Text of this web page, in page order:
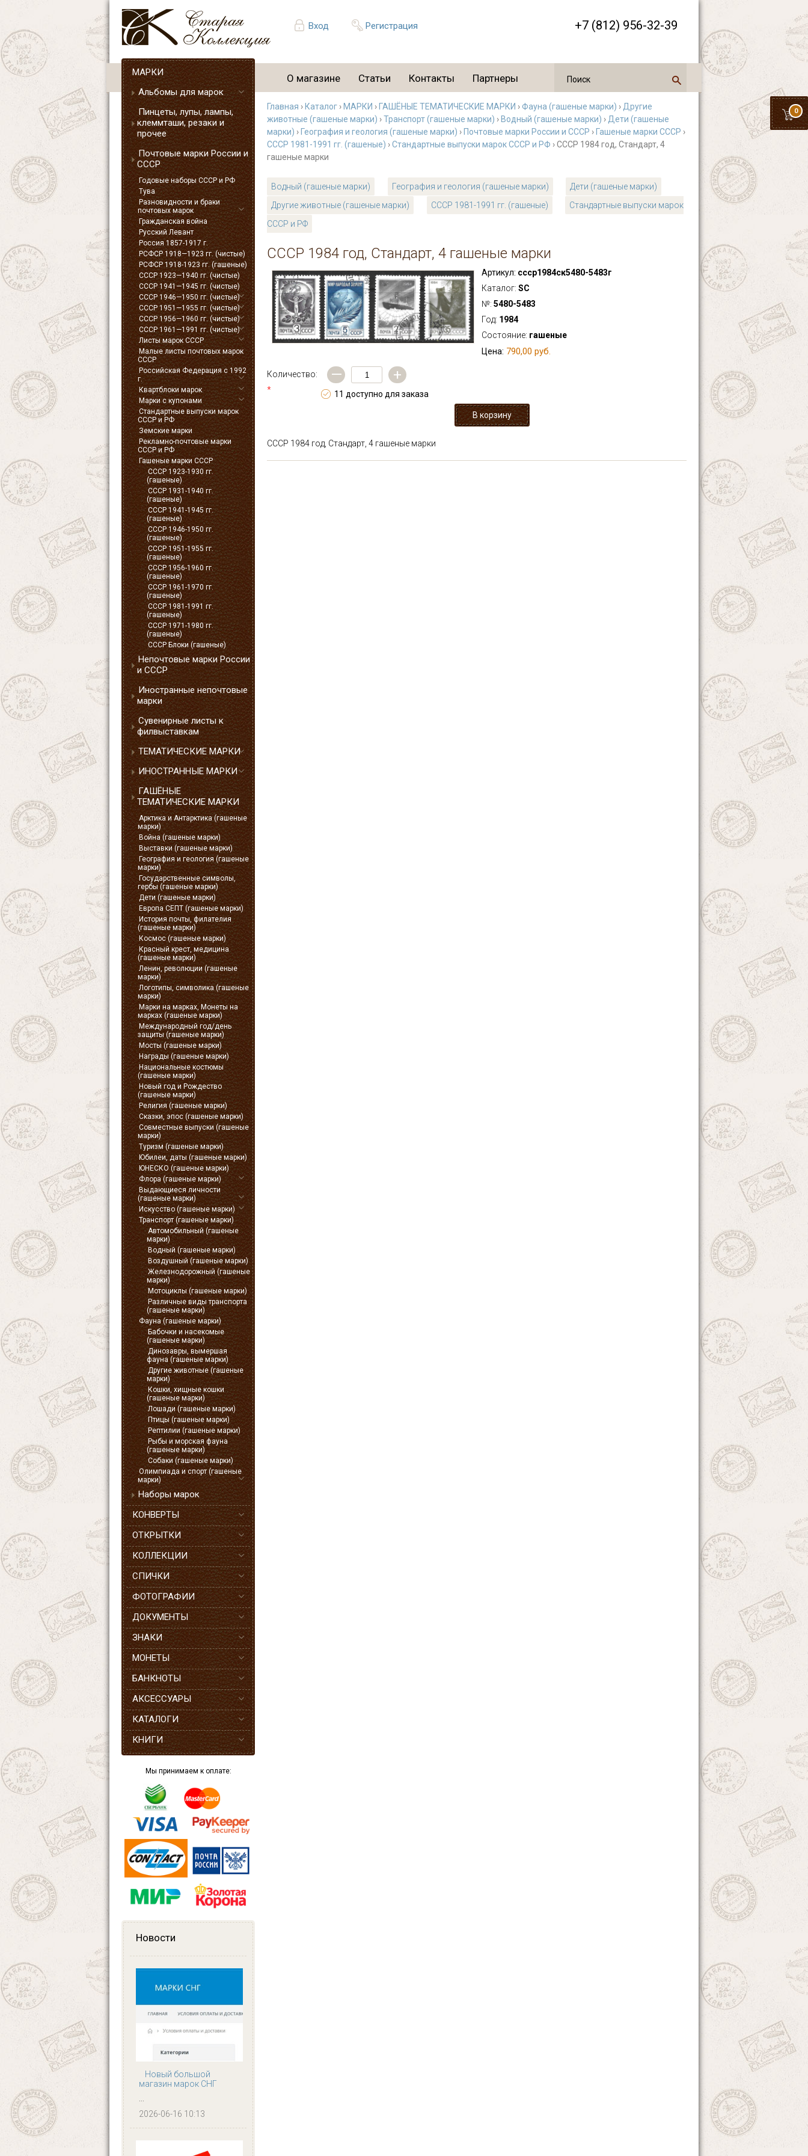
Вход Регистрация +7 (812) 956-32-39
0
О магазине Статьи Контакты Партнеры
МАРКИ
Альбомы для марок
Пинцеты, лупы, лампы,
клеммташи, резаки и
прочее
Почтовые марки России и
СССР
Годовые наборы СССР и РФ
Тува
Разновидности и браки
почтовых марок
Гражданская война
Русский Левант
Россия 1857-1917 г.
РСФСР 1918—1923 гг. (чистые)
РСФСР 1918-1923 гг. (гашеные)
СССР 1923—1940 гг. (чистые)
СССР 1941—1945 гг. (чистые)
СССР 1946—1950 гг. (чистые)
СССР 1951—1955 гг. (чистые)
СССР 1956—1960 гг. (чистые)
СССР 1961—1991 гг. (чистые)
Листы марок СССР
Малые листы почтовых марок
СССР
Российская Федерация с 1992
г.
Квартблоки марок
Марки с купонами
Стандартные выпуски марок
СССР и РФ
Земские марки
Рекламно-почтовые марки
СССР и РФ
Гашеные марки СССР
СССР 1923-1930 гг.
(гашеные)
СССР 1931-1940 гг.
(гашеные)
СССР 1941-1945 гг.
(гашеные)
СССР 1946-1950 гг.
(гашеные)
СССР 1951-1955 гг.
(гашеные)
СССР 1956-1960 гг.
(гашеные)
СССР 1961-1970 гг.
(гашеные)
СССР 1981-1991 гг.
(гашеные)
СССР 1971-1980 гг.
(гашеные)
СССР Блоки (гашеные)
Непочтовые марки России
и СССР
Иностранные непочтовые
марки
Сувенирные листы к
филвыставкам
ТЕМАТИЧЕСКИЕ МАРКИ
ИНОСТРАННЫЕ МАРКИ
ГАШЁНЫЕ
ТЕМАТИЧЕСКИЕ МАРКИ
Арктика и Антарктика (гашеные
марки)
Война (гашеные марки)
Выставки (гашеные марки)
География и геология (гашеные
марки)
Государственные символы,
гербы (гашеные марки)
Дети (гашеные марки)
Европа СЕПТ (гашеные марки)
История почты, филателия
(гашеные марки)
Космос (гашеные марки)
Красный крест, медицина
(гашеные марки)
Ленин, революции (гашеные
марки)
Логотипы, символика (гашеные
марки)
Марки на марках, Монеты на
марках (гашеные марки)
Международный год/день
защиты (гашеные марки)
Мосты (гашеные марки)
Награды (гашеные марки)
Национальные костюмы
(гашеные марки)
Новый год и Рождество
(гашеные марки)
Религия (гашеные марки)
Сказки, эпос (гашеные марки)
Совместные выпуски (гашеные
марки)
Туризм (гашеные марки)
Юбилеи, даты (гашеные марки)
ЮНЕСКО (гашеные марки)
Флора (гашеные марки)
Выдающиеся личности
(гашеные марки)
Искусство (гашеные марки)
Транспорт (гашеные марки)
Автомобильный (гашеные
марки)
Водный (гашеные марки)
Воздушный (гашеные марки)
Железнодорожный (гашеные
марки)
Мотоциклы (гашеные марки)
Различные виды транспорта
(гашеные марки)
Фауна (гашеные марки)
Бабочки и насекомые
(гашеные марки)
Динозавры, вымершая
фауна (гашеные марки)
Другие животные (гашеные
марки)
Кошки, хищные кошки
(гашеные марки)
Лошади (гашеные марки)
Птицы (гашеные марки)
Рептилии (гашеные марки)
Рыбы и морская фауна
(гашеные марки)
Собаки (гашеные марки)
Олимпиада и спорт (гашеные
марки)
Наборы марок
КОНВЕРТЫ
ОТКРЫТКИ
КОЛЛЕКЦИИ
СПИЧКИ
ФОТОГРАФИИ
ДОКУМЕНТЫ
ЗНАКИ
МОНЕТЫ
БАНКНОТЫ
АКСЕССУАРЫ
КАТАЛОГИ
КНИГИ
Мы принимаем к оплате:
Новости
Новый большой
магазин марок СНГ
...
2026-06-16 10:13
Главная › Каталог › МАРКИ › ГАШЁНЫЕ ТЕМАТИЧЕСКИЕ МАРКИ ›Фауна (гашеные марки) › Другие
животные (гашеные марки) ›Транспорт (гашеные марки) › Водный (гашеные марки) › Дети (гашеные
марки) › География и геология (гашеные марки) › Почтовые марки России и СССР › Гашеные марки СССР ›
СССР 1981-1991 гг. (гашеные) ›Стандартные выпуски марок СССР и РФ › СССР 1984 год, Стандарт, 4
гашеные марки
Водный (гашеные марки) География и геология (гашеные марки)
Дети (гашеные марки)
Другие животные (гашеные марки)
СССР 1981-1991 гг. (гашеные)
Стандартные выпуски марок
СССР и РФ
СССР 1984 год, Стандарт, 4 гашеные марки
Артикул: ссср1984ск5480-5483г
Каталог: SC
№: 5480-5483
Год: 1984
Состояние: гашеные
Цена: 790,00 руб.
Количество:
*
— +
11 доступно для заказа
СССР 1984 год, Стандарт, 4 гашеные марки